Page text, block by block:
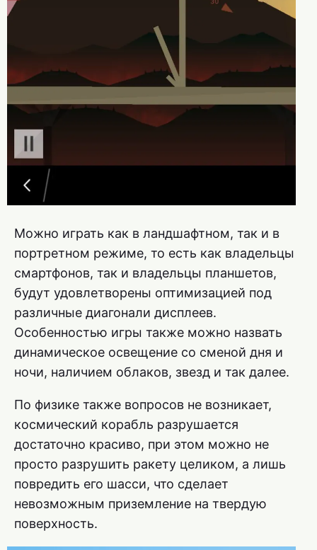
Можно играть как в ландшафтном, так и в
портретном режиме, то есть как владельцы
смартфонов, так и владельцы планшетов,
будут удовлетворены оптимизацией под
различные диагонали дисплеев.
Особенностью игры также можно назвать
динамическое освещение со сменой дня и
ночи, наличием облаков, звезд и так далее.
По физике также вопросов не возникает,
космический корабль разрушается
достаточно красиво, при этом можно не
просто разрушить ракету целиком, а лишь
повредить его шасси, что сделает
невозможным приземление на твердую
поверхность.